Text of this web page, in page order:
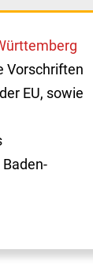
Vorschriften
EU, sowie